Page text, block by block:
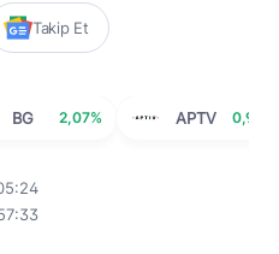
Takip Et
BG 2,07% APTV 0,95%